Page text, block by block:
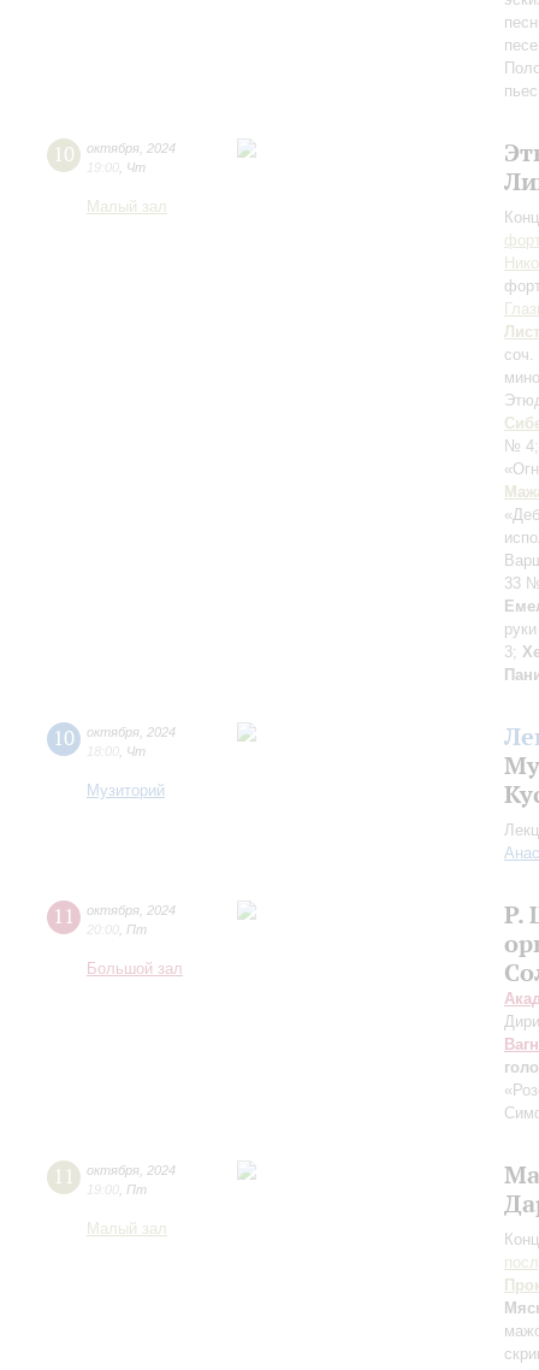
10 октября 2024
19:00 Чт
Малый зал
Лист
№
33
3;
10 октября 2024
18:00 Чт
Музиторий
11 октября 2024
20:00 Пт
Большой зал
Р.
11 октября 2024
19:00 Пт
Малый зал